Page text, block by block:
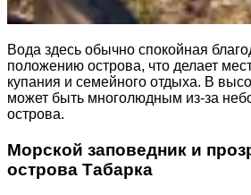
Вода здесь обычно спокойная
положению острова, что делает
купания и семейного отдыха. В
может быть многолюдным из-за
острова.
Морской заповедник и
острова Табарка